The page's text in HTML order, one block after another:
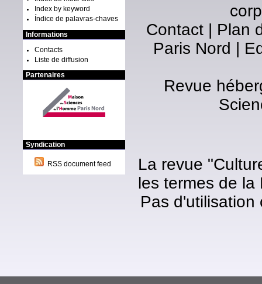
Index by keyword
Índice de palavras-chaves
Informations
Contacts
Liste de diffusion
Partenaires
Syndication
RSS document feed
Contact | Plan
Paris Nord |
Revue
La revue
les termes de la
Pas d'utilisation